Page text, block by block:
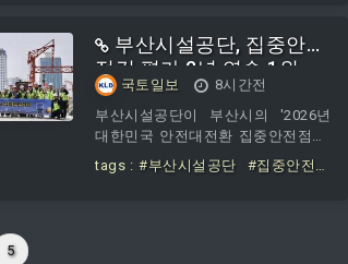
약식에는 엄말섭 국제라이온스협회
355-D지구 총재를 비롯해 조용순 전
총재, 송철호 사무총장, 각 클럽 위원
장·총무 등 15명이 참석했다. 협약에
따라 본사는 라이온스 회원들의 봉사
활동과 선행·미담 사례 등을 적극적
으로 발굴해 알린다. 라이온스 회원
부산시설공단, 집중안전
점검 평가 2년 연속 1위
국토일보
8시간전
부산시설공단이 부산시의 '2026년
대한민국 안전대전환 집중안전점검'
추진기관 평가에서 공사·공단 부문
최우수기관으로 선정됐다.부산시설
tags : #부산시설공단
#집중안전점
5